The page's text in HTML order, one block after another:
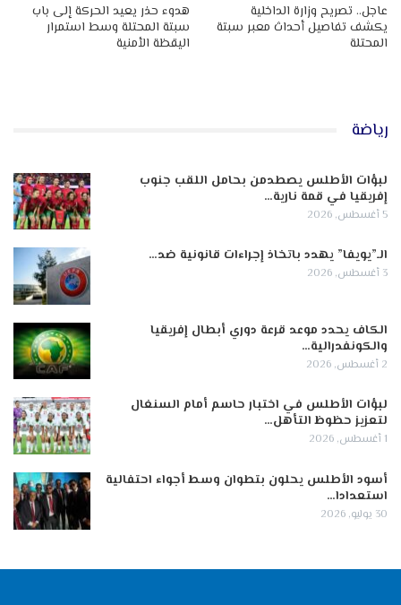
عاجل.. تصريح وزارة الداخلية
يكشف تفاصيل أحداث معبر سبتة
المحتلة
هدوء حذر يعيد الحركة إلى باب
سبتة المحتلة وسط استمرار
اليقظة الأمنية
رياضة
لبؤات الأطلس يصطدمن بحامل اللقب جنوب
إفريقيا في قمة نارية…
5 أغسطس, 2026
الـ”يويفا” يهدد باتخاذ إجراءات قانونية ضد…
3 أغسطس, 2026
الكاف يحدد موعد قرعة دوري أبطال إفريقيا
والكونفدرالية…
2 أغسطس, 2026
لبؤات الأطلس في اختبار حاسم أمام السنغال
لتعزيز حظوظ التأهل…
1 أغسطس, 2026
أسود الأطلس يحلون بتطوان وسط أجواء احتفالية
استعدادا…
30 يوليو, 2026